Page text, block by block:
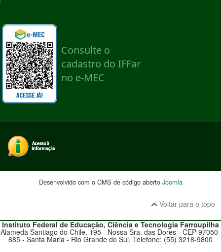
Desenvolvido com o CMS de código aberto Joomla
Voltar para o topo
Instituto Federal de Educação, Ciência e Tecnologia Farroupilha
Alameda Santiago do Chile, 195 - Nossa Sra. das Dores - CEP 97050-
685 - Santa Maria - Rio Grande do Sul. Telefone: (55) 3218-9800